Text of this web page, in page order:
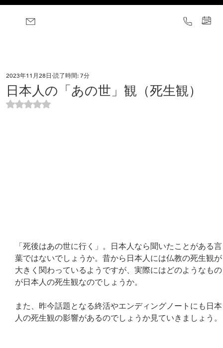
日本人の「あの世」観（死生観）
2023年11月28日 読了時間: 7分
5つ星のうちNaNと評価されています。
「死後はあの世に行く」。日本人なら聞いたことがある言
葉ではないでしょうか。昔から日本人には仏教の死生観が
大きく関わっているようですが、実際にはどのようなもの
が日本人の死生観なのでしょうか。
また、昨今話題となる終活やエンディングノートにも日本
人の死生観の影響があるのでしょうか見ていきましょう。